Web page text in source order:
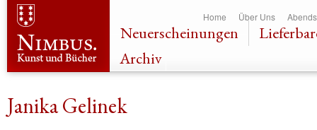
Home Über Uns
Neuerscheinungen
Archiv
Janika Gelinek